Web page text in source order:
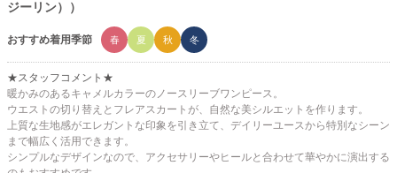
ジーリン））
おすすめ着用季節 春 夏 秋 冬
★スタッフコメント★
暖かみのあるキャメルカラーのノースリーブワンピース。
ウエストの切り替えとフレアスカートが、自然な美シルエットを作ります。
上質な生地感がエレガントな印象を引き立て、デイリーユースから特別なシーン
まで幅広く活用できます。
シンプルなデザインなので、アクセサリーやヒールと合わせて華やかに演出する